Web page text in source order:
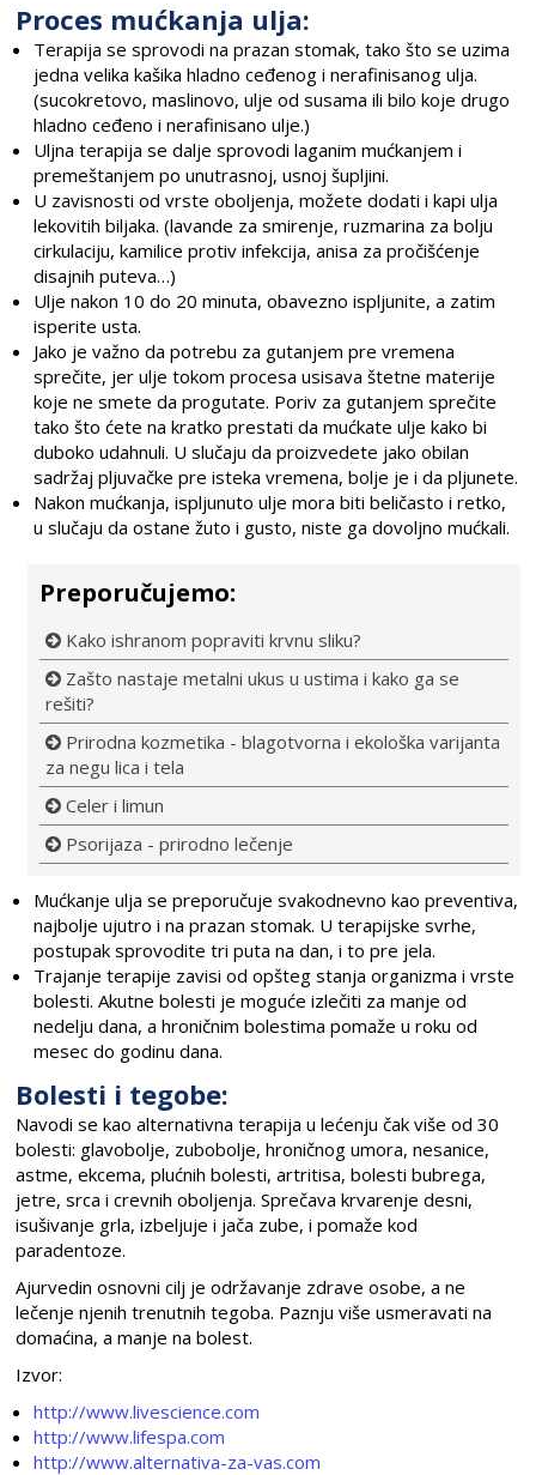
Proces mućkanja ulja:
Terapija se sprovodi na prazan stomak, tako što se uzima
jedna velika kašika hladno ceđenog i nerafinisanog ulja.
(sucokretovo, maslinovo, ulje od susama ili bilo koje drugo
hladno ceđeno i nerafinisano ulje.)
Uljna terapija se dalje sprovodi laganim mućkanjem i
premeštanjem po unutrasnoj, usnoj šupljini.
U zavisnosti od vrste oboljenja, možete dodati i kapi ulja
lekovitih biljaka. (lavande za smirenje, ruzmarina za bolju
cirkulaciju, kamilice protiv infekcija, anisa za pročišćenje
disajnih puteva…)
Ulje nakon 10 do 20 minuta, obavezno ispljunite, a zatim
isperite usta.
Jako je važno da potrebu za gutanjem pre vremena
sprečite, jer ulje tokom procesa usisava štetne materije
koje ne smete da progutate. Poriv za gutanjem sprečite
tako što ćete na kratko prestati da mućkate ulje kako bi
duboko udahnuli. U slučaju da proizvedete jako obilan
sadržaj pljuvačke pre isteka vremena, bolje je i da pljunete.
Nakon mućkanja, ispljunuto ulje mora biti beličasto i retko,
u slučaju da ostane žuto i gusto, niste ga dovoljno mućkali.
Preporučujemo:
Kako ishranom popraviti krvnu sliku?
Zašto nastaje metalni ukus u ustima i kako ga se
rešiti?
Prirodna kozmetika - blagotvorna i ekološka varijanta
za negu lica i tela
Celer i limun
Psorijaza - prirodno lečenje
Mućkanje ulja se preporučuje svakodnevno kao preventiva,
najbolje ujutro i na prazan stomak. U terapijske svrhe,
postupak sprovodite tri puta na dan, i to pre jela.
Trajanje terapije zavisi od opšteg stanja organizma i vrste
bolesti. Akutne bolesti je moguće izlečiti za manje od
nedelju dana, a hroničnim bolestima pomaže u roku od
mesec do godinu dana.
Bolesti i tegobe:
Navodi se kao alternativna terapija u lećenju čak više od 30
bolesti: glavobolje, zubobolje, hroničnog umora, nesanice,
astme, ekcema, plućnih bolesti, artritisa, bolesti bubrega,
jetre, srca i crevnih oboljenja. Sprečava krvarenje desni,
isušivanje grla, izbeljuje i jača zube, i pomaže kod
paradentoze.
Ajurvedin osnovni cilj je održavanje zdrave osobe, a ne
lečenje njenih trenutnih tegoba. Paznju više usmeravati na
domaćina, a manje na bolest.
Izvor:
http://www.livescience.com
http://www.lifespa.com
http://www.alternativa-za-vas.com